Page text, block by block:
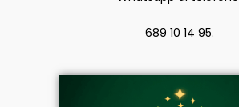
689 10 14 95.